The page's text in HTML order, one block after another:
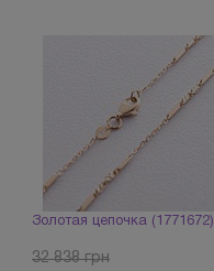
Золотая цепочка (1771672)
32 838 грн